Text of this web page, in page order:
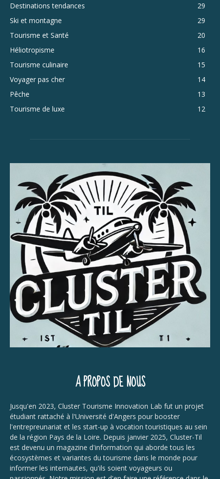
Destinations tendances
29
Ski et montagne
29
Tourisme et Santé
20
Héliotropisme
16
Tourisme culinaire
15
Voyager pas cher
14
Pêche
13
Tourisme de luxe
12
A PROPOS DE NOUS
Jusqu'en 2023, Cluster Tourisme Innovation Lab fut un projet
étudiant rattaché à l'Université d'Angers pour booster
l'entrepreunariat et les start-up à vocation touristiques au sein
de la région Pays de la Loire. Depuis janvier 2025, Cluster-Til
est devenu un magazine d'information qui aborde tous les
écosystèmes et variantes du tourisme dans le monde pour
informer les internautes, qu'ils soient voyageurs ou